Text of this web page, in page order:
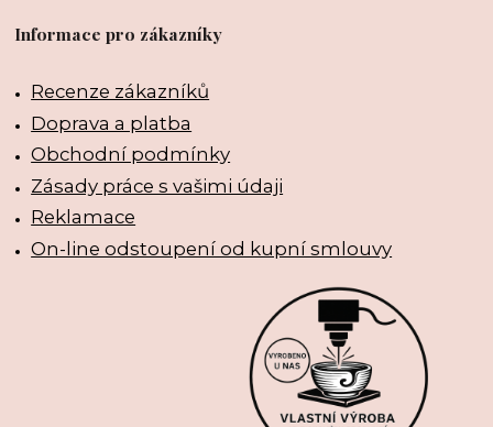
Informace pro zákazníky
Recenze zákazníků
Doprava a platba
Obchodní podmínky
Zásady práce s vašimi údaji
Reklamace
On-line odstoupení od kupní smlouvy